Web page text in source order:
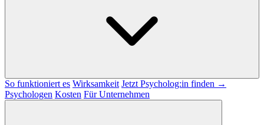
So funktioniert es Wirksamkeit Jetzt Psycholog:in finden →
Psychologen Kosten Für Unternehmen